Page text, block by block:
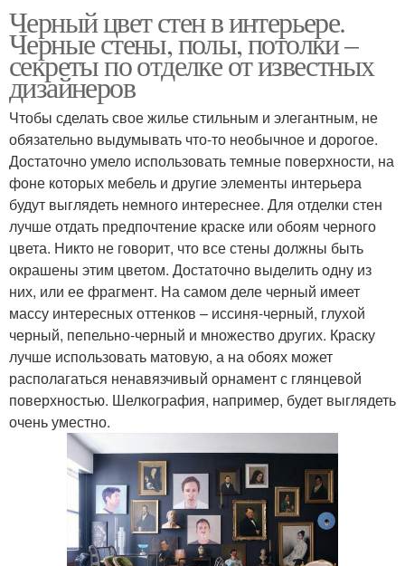
Черный цвет стен в интерьере.
Черные стены, полы, потолки –
секреты по отделке от известных
дизайнеров
Чтобы сделать свое жилье стильным и элегантным, не
обязательно выдумывать что-то необычное и дорогое.
Достаточно умело использовать темные поверхности, на
фоне которых мебель и другие элементы интерьера
будут выглядеть немного интереснее. Для отделки стен
лучше отдать предпочтение краске или обоям черного
цвета. Никто не говорит, что все стены должны быть
окрашены этим цветом. Достаточно выделить одну из
них, или ее фрагмент. На самом деле черный имеет
массу интересных оттенков – иссиня-черный, глухой
черный, пепельно-черный и множество других. Краску
лучше использовать матовую, а на обоях может
располагаться ненавязчивый орнамент с глянцевой
поверхностью. Шелкография, например, будет выглядеть
очень уместно.